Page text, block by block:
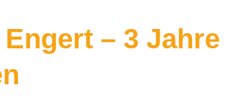
– 3 Jahre